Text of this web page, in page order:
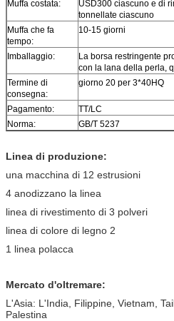
Muffa costata:
USD300 ciascuno e di
tonnellate ciascuno
Muffa che fa
tempo:
10-15 giorni
Imballaggio:
La borsa restringente
con la lana della perla,
Termine di
consegna:
giorno 20 per 3*40HQ
Pagamento:
TT/LC
Norma:
GB/T 5237
Linea di produzione:
una macchina di 12 estrusioni
4 anodizzano la linea
linea di rivestimento di 3 polveri
linea di colore di legno 2
1 linea polacca
Mercato d'oltremare:
L'Asia: L'India, Filippine, Vietnam,
Palestina